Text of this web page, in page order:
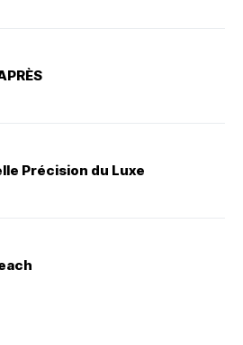
Précision du Luxe